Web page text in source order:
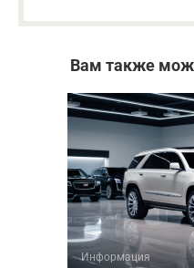
Вам также
Информация